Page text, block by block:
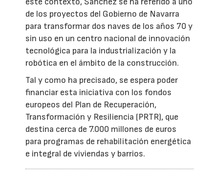
de los proyectos del Gobierno de Navarra
para transformar dos naves de los años 70 y
sin uso en un centro nacional de innovación
tecnológica para la industrialización y la
robótica en el ámbito de la construcción.
Tal y como ha precisado, se espera poder
financiar esta iniciativa con los fondos
europeos del Plan de Recuperación,
Transformación y Resiliencia (PRTR), que
destina cerca de 7.000 millones de euros
para programas de rehabilitación energética
e integral de viviendas y barrios.